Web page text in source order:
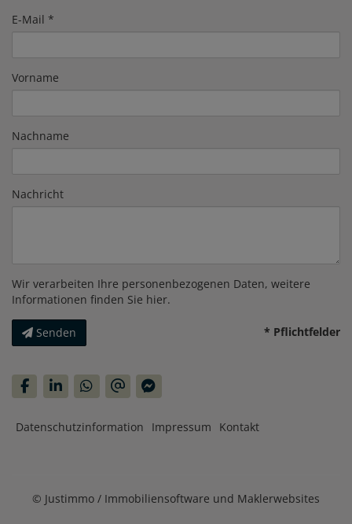
E-Mail
Vorname
Nachname
Nachricht
Wir verarbeiten Ihre personenbezogenen Daten, weitere
Informationen finden Sie hier.
Senden * Pflichtfelder
Datenschutzinformation Impressum Kontakt
© Justimmo / Immobiliensoftware und Maklerwebsites